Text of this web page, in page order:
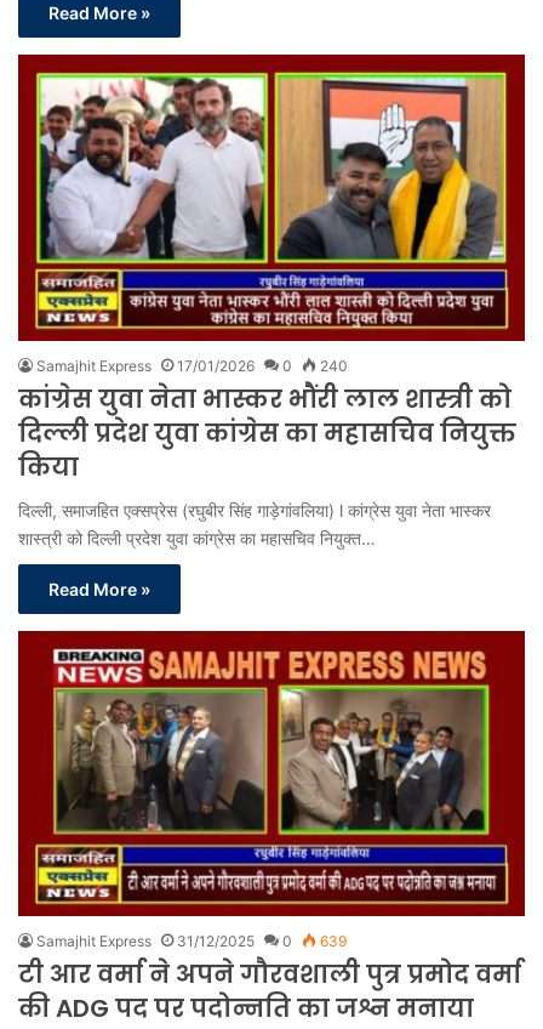
Read More »
Samajhit Express 17/01/2026 0 240
कांग्रेस युवा नेता भास्कर भौंरी लाल शास्त्री को
दिल्ली प्रदेश युवा कांग्रेस का महासचिव नियुक्त
किया
दिल्ली, समाजहित एक्सप्रेस (रघुबीर सिंह गाड़ेगांवलिया) l कांग्रेस युवा नेता भास्कर
शास्त्री को दिल्ली प्रदेश युवा कांग्रेस का महासचिव नियुक्त…
Read More »
Samajhit Express 31/12/2025 0 639
टी आर वर्मा ने अपने गौरवशाली पुत्र प्रमोद वर्मा
की ADG पद पर पदोन्नति का जश्न मनाया